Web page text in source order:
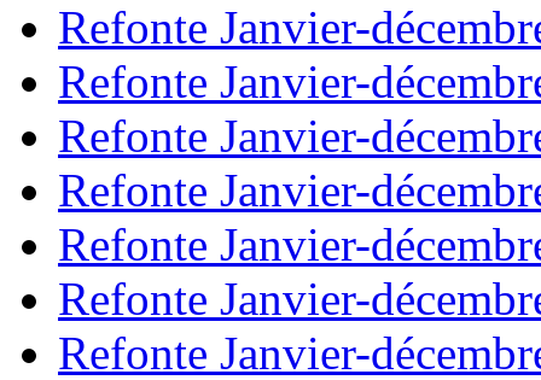
Refonte Janvier-
Refonte Janvier-
Refonte Janvier-
Refonte Janvier-
Refonte Janvier-
Refonte Janvier-
Refonte Janvier-